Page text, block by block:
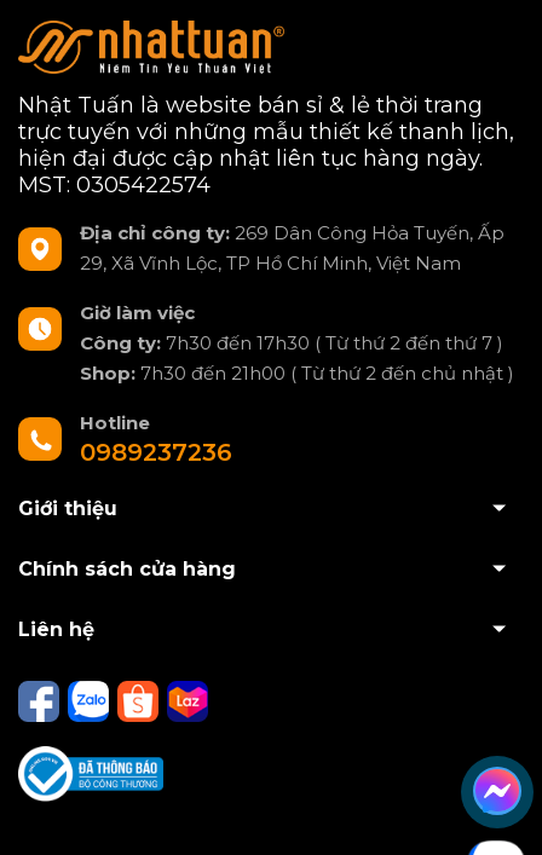
Nhật Tuấn là website bán sỉ & lẻ thời trang
trực tuyến với những mẫu thiết kế thanh lịch,
hiện đại được cập nhật liên tục hàng ngày.
MST: 0305422574
Địa chỉ công ty: 269 Dân Công Hỏa Tuyến, Ấp
29, Xã Vĩnh Lộc, TP Hồ Chí Minh, Việt Nam
Giờ làm việc
Công ty: 7h30 đến 17h30 ( Từ thứ 2 đến thứ 7 )
Shop: 7h30 đến 21h00 ( Từ thứ 2 đến chủ nhật )
Hotline
0989237236
Giới thiệu
Chính sách cửa hàng
Liên hệ